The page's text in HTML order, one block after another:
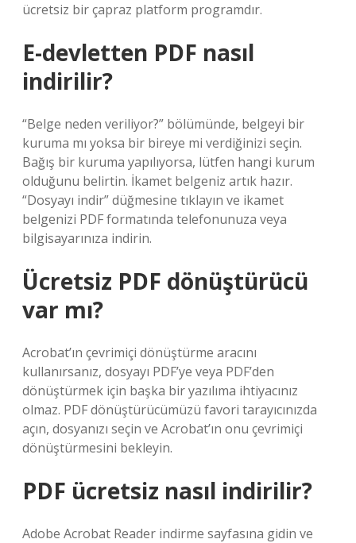
ücretsiz bir çapraz platform programdır.
E-devletten PDF nasıl
indirilir?
“Belge neden veriliyor?” bölümünde, belgeyi bir
kuruma mı yoksa bir bireye mi verdiğinizi seçin.
Bağış bir kuruma yapılıyorsa, lütfen hangi kurum
olduğunu belirtin. İkamet belgeniz artık hazır.
“Dosyayı indir” düğmesine tıklayın ve ikamet
belgenizi PDF formatında telefonunuza veya
bilgisayarınıza indirin.
Ücretsiz PDF dönüştürücü
var mı?
Acrobat’ın çevrimiçi dönüştürme aracını
kullanırsanız, dosyayı PDF’ye veya PDF’den
dönüştürmek için başka bir yazılıma ihtiyacınız
olmaz. PDF dönüştürücümüzü favori tarayıcınızda
açın, dosyanızı seçin ve Acrobat’ın onu çevrimiçi
dönüştürmesini bekleyin.
PDF ücretsiz nasıl indirilir?
Adobe Acrobat Reader indirme sayfasına gidin ve